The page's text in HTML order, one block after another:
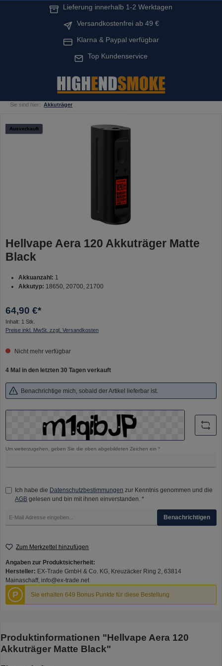
Lieferung innerhalb 1-2 Werktagen
Versandkostenfrei ab 49 €
Klarna & Paypal verfügbar
Top Kundenservice
Sie sind hier: Akkuträger
Bildergalerie überspringen
Ausverkauft
Hellvape Aera 120 Akkuträger Matte
Black
Akkuanzahl: 1
Akkutyp: 18650, 20700, 21700
64,90 €*
Inhalt: 1 Stk.
Preise inkl. MwSt. zzgl. Versandkosten
Nicht mehr verfügbar
4 Mal in den letzten 30 Tagen verkauft
Benachrichtige mich, sobald der Artikel lieferbar ist.
Um weiterzugehen, geben Sie die oben abgebildeten Zeichen ein *
Ich habe die Datenschutzbestimmungen zur Kenntnis genommen und die
AGB gelesen und bin mit ihnen einverstanden. *
Benachrichtigen
Zum Merkzettel hinzufügen
Angaben zur Produktsicherheit:
Hersteller: EX-Trade GmbH & Co. KG, Kreuzäcker Ring 2, 63814
Mainaschaff, info@ex-trade.net
P Sie erhalten 649 Bonus Punkte für diese Bestellung
Produktinformationen "Hellvape Aera 120
Akkuträger Matte Black"